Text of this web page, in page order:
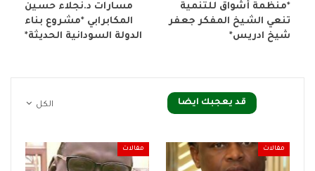
*منظمة أشواق للتنمية
تنعي الشيخ المفكر جعفر
شيخ ادريس*
مسارات د.نجلاء حسين
المكابرابي *مشروع بناء
الدولة السودانية الحديثة*
الكل قد يعجبك ايضا
مقالات مقالات